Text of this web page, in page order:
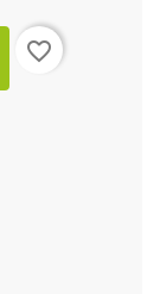
favorite_border